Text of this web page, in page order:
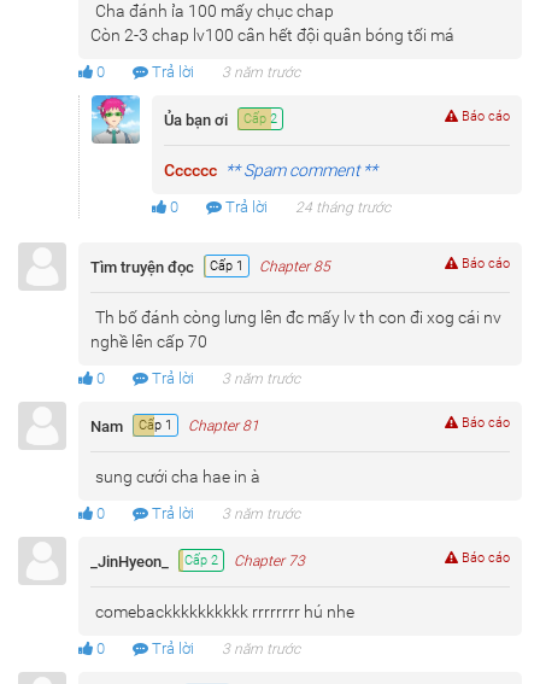
Cha đánh ỉa 100 mấy chục chap
Còn 2-3 chap lv100 cân hết đội quân bóng tối má
0 Trả lời 3 năm trước
Ủa bạn ơi Cấp 2
Cccccc ** Spam comment **
0 Trả lời 24 tháng trước
Báo cáo
Tìm truyện đọc Cấp 1 Chapter 85
Th bố đánh còng lưng lên đc mấy lv th con đi xog cái nv
nghề lên cấp 70
0 Trả lời 3 năm trước
Báo cáo
Nam Cấp 1 Chapter 81
sung cưới cha hae in à
0 Trả lời 3 năm trước
Báo cáo
_JinHyeon_ Cấp 2 Chapter 73
comebackkkkkkkkkk rrrrrrrr hú nhe
0 Trả lời 3 năm trước
Báo cáo